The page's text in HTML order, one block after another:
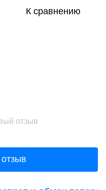
К сравнению
отзыв